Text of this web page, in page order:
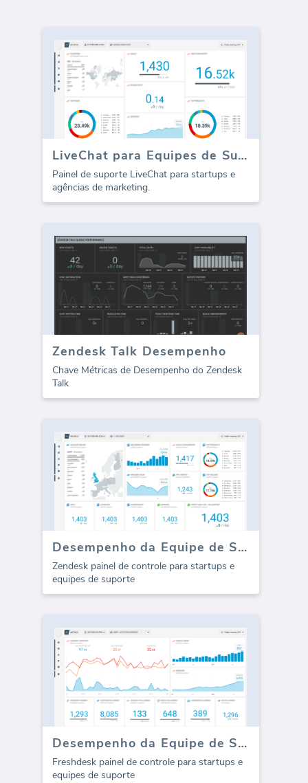
LiveChat para Equipes de Suporte
Painel de suporte LiveChat para startups e
agências de marketing.
Zendesk Talk Desempenho
Chave Métricas de Desempenho do Zendesk
Talk
Desempenho da Equipe de Suporte Zendesk (Relatório)
Zendesk painel de controle para startups e
equipes de suporte
Desempenho da Equipe de Suporte do Freshdesk (Relatório)
Freshdesk painel de controle para startups e
equipes de suporte